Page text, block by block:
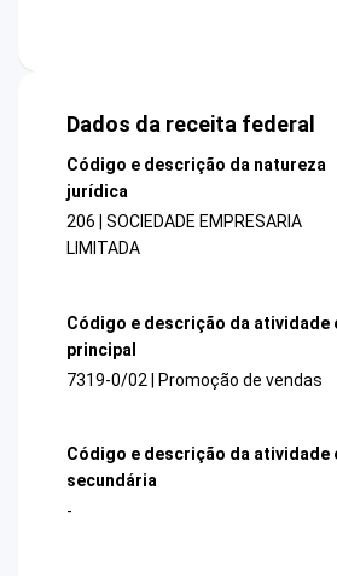
Dados da receita federal
Código e descrição da natureza
jurídica
206 | SOCIEDADE EMPRESARIA
LIMITADA
Código e descrição da atividade
principal
7319-0/02 | Promoção de vendas
Código e descrição da atividade
secundária
-